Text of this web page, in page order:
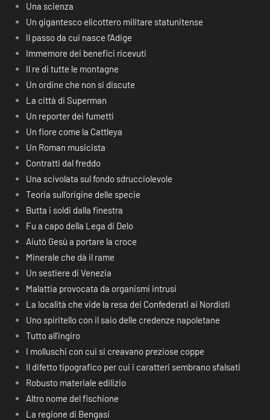
Una scienza
Un gigantesco elicottero militare statunitense
Il passo da cui nasce l’Adige
Immemore dei benefici ricevuti
Il re di tutte le montagne
Un ordine che non si discute
La città di Superman
Un reporter dei fumetti
Un fiore come la Cattleya
Un Roman musicista
Contratti dal freddo
Una scivolata sul fondo sdrucciolevole
Teoria sull’origine delle specie
Butta i soldi dalla finestra
Fu a capo della Lega di Delo
Aiutò Gesù a portare la croce
Minerale che dà il rame
Un sestiere di Venezia
Malattia provocata da organismi intrusi
La località che vide la resa dei Confederati ai Nordisti
Uno spiritello con il saio delle credenze napoletane
Tutto all’ingiro
I molluschi con cui si creavano preziose coppe
Il difetto tipografico per cui i caratteri sembrano sfalsati
Robusto materiale edilizio
Altro nome del fischione
La regione di Bengasi